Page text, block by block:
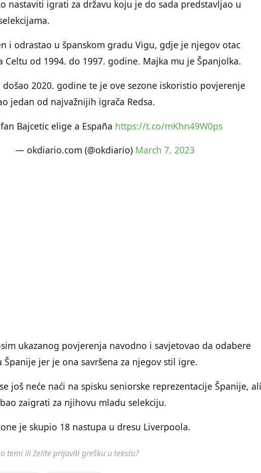
nastaviti igrati za državu koju je do sada predstavljao u
i odrastao u španskom gradu Vigu, gdje je njegov otac
Celtu od 1994. do 1997. godine. Majka mu je Španjolka.
2020. godine te je ove sezone iskoristio povjerenje
jedan od najvažnijih igrača Redsa.
Bajcetic elige a España https://t.co/mKhn49W0ps
— okdiario.com (@okdiario) March 7, 2023
ukazanog povjerenja navodno i savjetovao da odabere
Španije jer je ona savršena za njegov stil igre.
još neće naći na spisku seniorske reprezentacije Španije, ali
zaigrati za njihovu mladu selekciju.
je skupio 18 nastupa u dresu Liverpoola.
temi ili želite prijaviti grešku u tekstu?